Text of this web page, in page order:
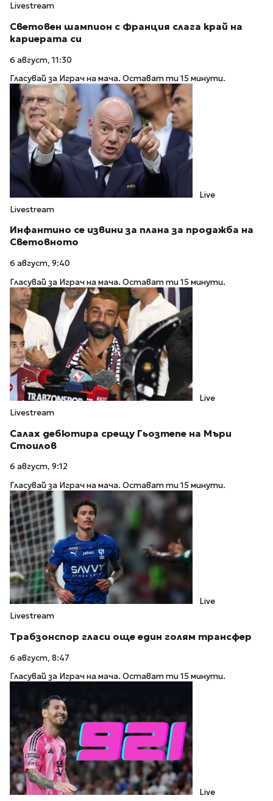
Livestream
Световен шампион с Франция слага край на
кариерата си
6 август, 11:30
Гласувай за Играч на мача. Остават ти 15 минути.
Live
Livestream
Инфантино се извини за плана за продажба на
Световното
6 август, 9:40
Гласувай за Играч на мача. Остават ти 15 минути.
Live
Livestream
Салах дебютира срещу Гьозтепе на Мъри
Стоилов
6 август, 9:12
Гласувай за Играч на мача. Остават ти 15 минути.
Live
Livestream
Трабзонспор гласи още един голям трансфер
6 август, 8:47
Гласувай за Играч на мача. Остават ти 15 минути.
Live